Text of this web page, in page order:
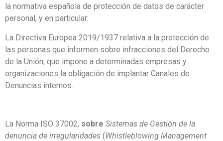
la normativa española de protección de datos de carácter
personal, y en particular:
La Directiva Europea 2019/1937 relativa a la protección de
las personas que informen sobre infracciones del Derecho
de la Unión, que impone a determinadas empresas y
organizaciones la obligación de implantar Canales de
Denuncias internos.
La Norma ISO 37002, sobre Sistemas de Gestión de la
denuncia de irregularidades (Whistleblowing Management